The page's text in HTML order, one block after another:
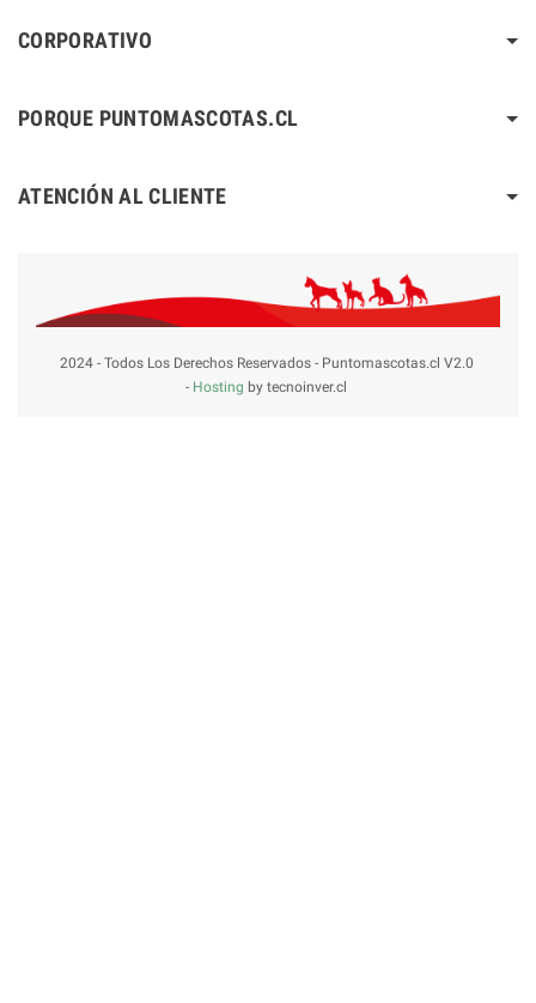
CORPORATIVO
PORQUE PUNTOMASCOTAS.CL
ATENCIÓN AL CLIENTE
2024 - Todos Los Derechos Reservados - Puntomascotas.cl V2.0
- Hosting by tecnoinver.cl